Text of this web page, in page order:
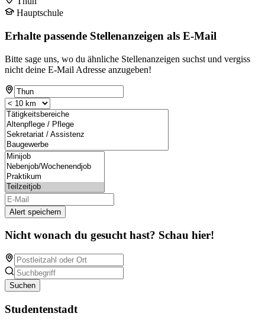
Hauptschule
Erhalte passende Stellenanzeigen als E-Mail
Bitte sage uns, wo du ähnliche Stellenanzeigen suchst und vergiss
nicht deine E-Mail Adresse anzugeben!
Alert speichern
Nicht wonach du gesucht hast? Schau hier!
Suchen
Studentenstadt